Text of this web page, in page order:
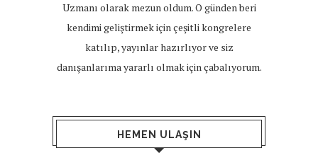
Uzmanı olarak mezun oldum. O günden beri
kendimi geliştirmek için çeşitli kongrelere
katılıp, yayınlar hazırlıyor ve siz
danışanlarıma yararlı olmak için çabalıyorum.
HEMEN ULAŞIN